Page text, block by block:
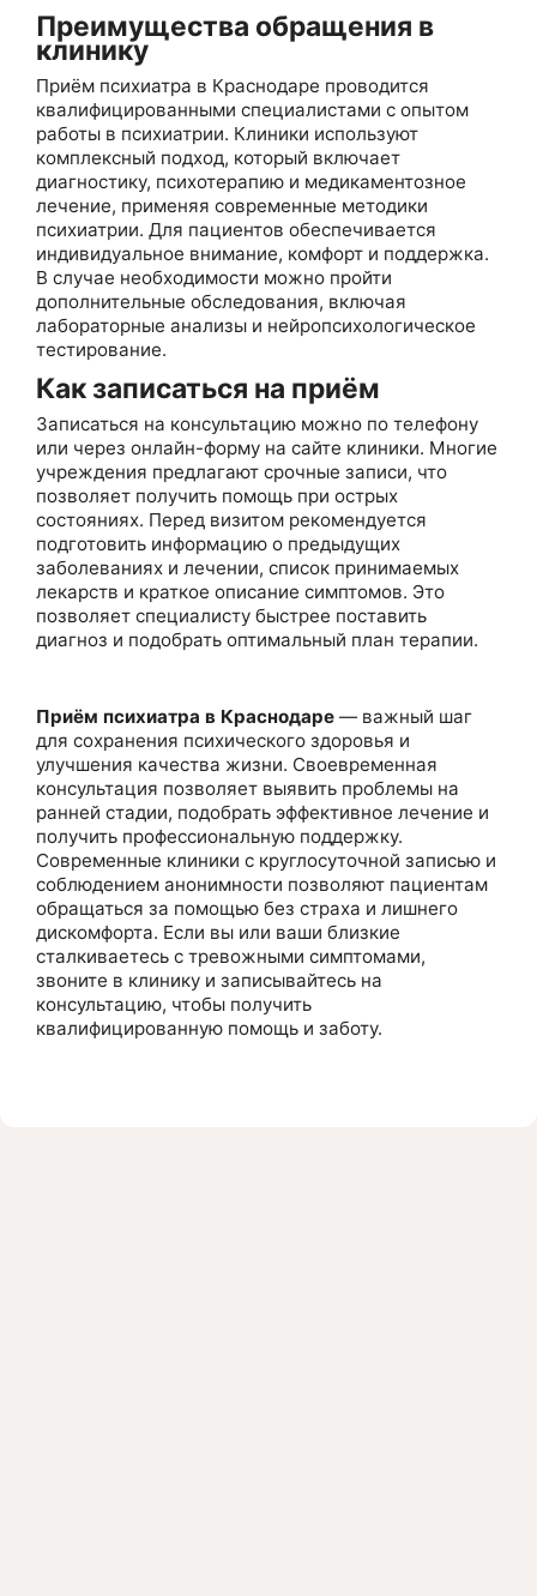
Преимущества обращения в
клинику
Приём психиатра в Краснодаре проводится
квалифицированными специалистами с опытом
работы в психиатрии. Клиники используют
комплексный подход, который включает
диагностику, психотерапию и медикаментозное
лечение, применяя современные методики
психиатрии. Для пациентов обеспечивается
индивидуальное внимание, комфорт и поддержка.
В случае необходимости можно пройти
дополнительные обследования, включая
лабораторные анализы и нейропсихологическое
тестирование.
Как записаться на приём
Записаться на консультацию можно по телефону
или через онлайн-форму на сайте клиники. Многие
учреждения предлагают срочные записи, что
позволяет получить помощь при острых
состояниях. Перед визитом рекомендуется
подготовить информацию о предыдущих
заболеваниях и лечении, список принимаемых
лекарств и краткое описание симптомов. Это
позволяет специалисту быстрее поставить
диагноз и подобрать оптимальный план терапии.
Приём психиатра в Краснодаре — важный шаг
для сохранения психического здоровья и
улучшения качества жизни. Своевременная
консультация позволяет выявить проблемы на
ранней стадии, подобрать эффективное лечение и
получить профессиональную поддержку.
Современные клиники с круглосуточной записью и
соблюдением анонимности позволяют пациентам
обращаться за помощью без страха и лишнего
дискомфорта. Если вы или ваши близкие
сталкиваетесь с тревожными симптомами,
звоните в клинику и записывайтесь на
консультацию, чтобы получить
квалифицированную помощь и заботу.